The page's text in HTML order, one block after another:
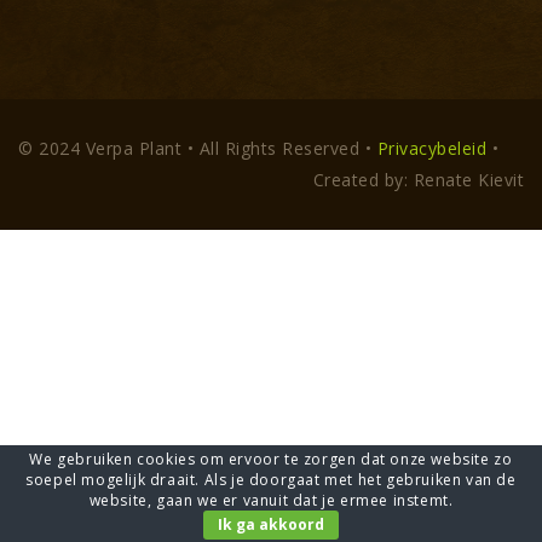
© 2024 Verpa Plant • All Rights Reserved • Privacybeleid •
Created by: Renate Kievit
We gebruiken cookies om ervoor te zorgen dat onze website zo
soepel mogelijk draait. Als je doorgaat met het gebruiken van de
website, gaan we er vanuit dat je ermee instemt.
Ik ga akkoord